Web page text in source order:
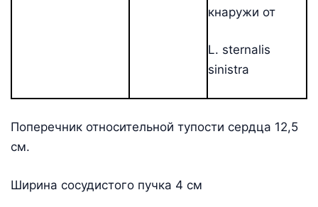
кнаружи от
L. sternalis
sinistra
Поперечник относительной тупости сердца 12,5
см.
Ширина сосудистого пучка 4 см